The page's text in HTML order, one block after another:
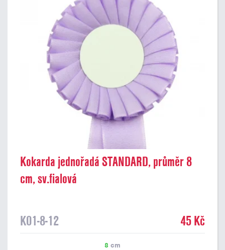
Kokarda jednořadá STANDARD, průměr 8
cm, sv.fialová
K01-8-12 45 Kč
8 cm